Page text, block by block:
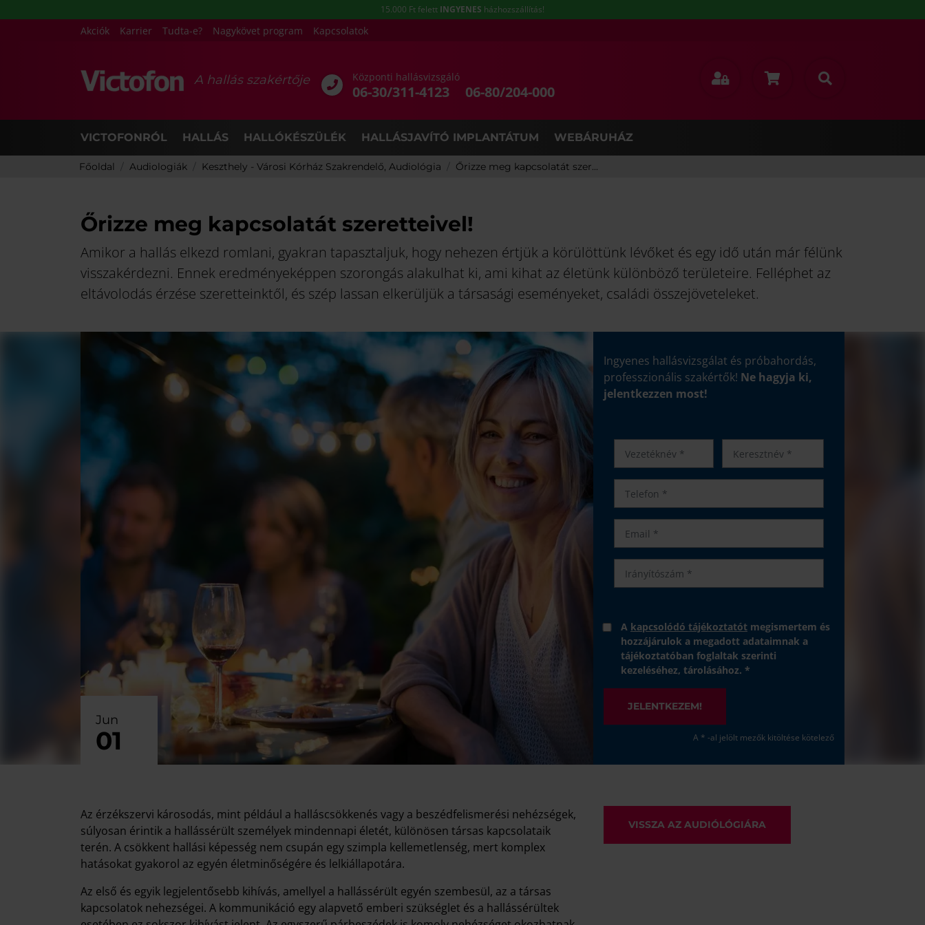
15.000 Ft felett INGYENES házhozszállítás!
Akciók Karrier Tudta-e? Nagykövet program Kapcsolatok
A hallás szakértője Központi hallásvizsgáló
06-30/311-4123 06-80/204-000
VICTOFONRÓL HALLÁS HALLÓKÉSZÜLÉK HALLÁSJAVÍTÓ IMPLANTÁTUM WEBÁRUHÁZ
Főoldal Audiologiák Keszthely - Városi Kórház Szakrendelő, Audiológia Őrizze meg kapcsolatát szer...
Őrizze meg kapcsolatát szeretteivel!
Amikor a hallás elkezd romlani, gyakran tapasztaljuk, hogy nehezen értjük a körülöttünk lévőket és egy idő után már félünk
visszakérdezni. Ennek eredményeképpen szorongás alakulhat ki, ami kihat az életünk különböző területeire. Felléphet az
eltávolodás érzése szeretteinktől, és szép lassan elkerüljük a társasági eseményeket, családi összejöveteleket.
Jun
01
Ingyenes hallásvizsgálat és próbahordás,
professzionális szakértők! Ne hagyja ki,
jelentkezzen most!
A kapcsolódó tájékoztatót megismertem és
hozzájárulok a megadott adataimnak a
tájékoztatóban foglaltak szerinti
kezeléséhez, tárolásához. *
JELENTKEZEM!
A * -al jelölt mezők kitöltése kötelező
Az érzékszervi károsodás, mint például a halláscsökkenés vagy a beszédfelismerési nehézségek,
súlyosan érintik a hallássérült személyek mindennapi életét, különösen társas kapcsolataik
terén. A csökkent hallási képesség nem csupán egy szimpla kellemetlenség, mert komplex
hatásokat gyakorol az egyén életminőségére és lelkiállapotára.
Az első és egyik legjelentősebb kihívás, amellyel a hallássérült egyén szembesül, az a társas
kapcsolatok nehezségei. A kommunikáció egy alapvető emberi szükséglet és a hallássérültek
VISSZA AZ AUDIÓLÓGIÁRA